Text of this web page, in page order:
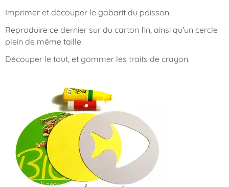
Imprimer et découper le gabarit du poisson.
Reproduire ce dernier sur du carton fin, ainsi qu'un cercle
plein de même taille.
Découper le tout, et gommer les traits de crayon.